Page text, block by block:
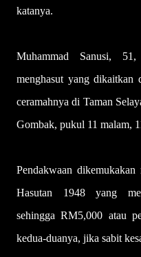
katanya.
Muhammad Sanusi,
menghasut yang dikaitkan
ceramahnya di Taman
Gombak, pukul 11 malam,
Pendakwaan
Hasutan 1948 yang
sehingga RM5,000 atau
kedua-duanya, jika sabit